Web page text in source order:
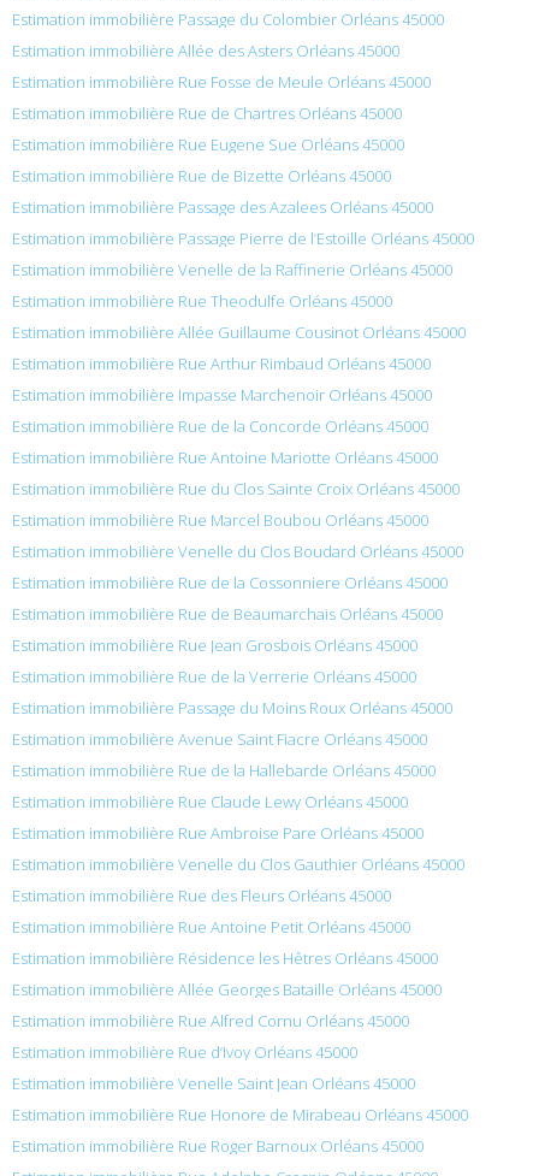
Estimation immobilière Passage du Colombier Orléans 45000
Estimation immobilière Allée des Asters Orléans 45000
Estimation immobilière Rue Fosse de Meule Orléans 45000
Estimation immobilière Rue de Chartres Orléans 45000
Estimation immobilière Rue Eugene Sue Orléans 45000
Estimation immobilière Rue de Bizette Orléans 45000
Estimation immobilière Passage des Azalees Orléans 45000
Estimation immobilière Passage Pierre de l’Estoille Orléans 45000
Estimation immobilière Venelle de la Raffinerie Orléans 45000
Estimation immobilière Rue Theodulfe Orléans 45000
Estimation immobilière Allée Guillaume Cousinot Orléans 45000
Estimation immobilière Rue Arthur Rimbaud Orléans 45000
Estimation immobilière Impasse Marchenoir Orléans 45000
Estimation immobilière Rue de la Concorde Orléans 45000
Estimation immobilière Rue Antoine Mariotte Orléans 45000
Estimation immobilière Rue du Clos Sainte Croix Orléans 45000
Estimation immobilière Rue Marcel Boubou Orléans 45000
Estimation immobilière Venelle du Clos Boudard Orléans 45000
Estimation immobilière Rue de la Cossonniere Orléans 45000
Estimation immobilière Rue de Beaumarchais Orléans 45000
Estimation immobilière Rue Jean Grosbois Orléans 45000
Estimation immobilière Rue de la Verrerie Orléans 45000
Estimation immobilière Passage du Moins Roux Orléans 45000
Estimation immobilière Avenue Saint Fiacre Orléans 45000
Estimation immobilière Rue de la Hallebarde Orléans 45000
Estimation immobilière Rue Claude Lewy Orléans 45000
Estimation immobilière Rue Ambroise Pare Orléans 45000
Estimation immobilière Venelle du Clos Gauthier Orléans 45000
Estimation immobilière Rue des Fleurs Orléans 45000
Estimation immobilière Rue Antoine Petit Orléans 45000
Estimation immobilière Résidence les Hêtres Orléans 45000
Estimation immobilière Allée Georges Bataille Orléans 45000
Estimation immobilière Rue Alfred Cornu Orléans 45000
Estimation immobilière Rue d’Ivoy Orléans 45000
Estimation immobilière Venelle Saint Jean Orléans 45000
Estimation immobilière Rue Honore de Mirabeau Orléans 45000
Estimation immobilière Rue Roger Barnoux Orléans 45000